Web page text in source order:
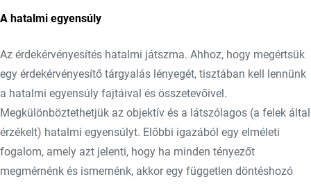
A hatalmi egyensúly
Az érdekérvényesítés hatalmi játszma. Ahhoz, hogy megértsük
egy érdekérvényesítő tárgyalás lényegét, tisztában kell lennünk
a hatalmi egyensúly fajtáival és összetevőivel.
Megkülönböztethetjük az objektív és a látszólagos (a felek által
érzékelt) hatalmi egyensúlyt. Előbbi igazából egy elméleti
fogalom, amely azt jelenti, hogy ha minden tényezőt
megmérnénk és ismernénk, akkor egy független döntéshozó